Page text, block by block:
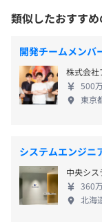
◆社内の交流が活
社員同士はもち
困ったことがあ
す。
残業が増えてい
てくれます。
質問をすれば的
地下鉄南北線「大
・慶弔休暇
・産前産後休暇
・介護休暇
決算賞与あり。
※前年度実績1〜2
品、保守まで
す。 長期・大
えて取り組むこともでき
力可能◎ 社員ひ
緒にキャリアプ
での開発経験が
にアサインし
能です。 「今
相談ください。
し、モチベーシ
りをしっかり
たします。 ◆風通しがよく安心して働くことができ
類似したおすすめ
開発チームメンバ
株式会社
500
東京
システムエンジニ
中央シ
360
北海